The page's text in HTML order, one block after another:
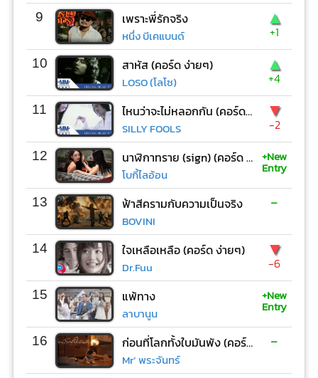
9 เพราะพี่รักจริง
หนึ่ง บีเคแบนด์
▲
+1
10 สาหัส (คอร์ด ง่ายๆ)
LOSO (โลโซ)
▲
+4
11 ไหนว่าจะไม่หลอกกัน (คอร์ด ง่ายๆ)
SILLY FOOLS
▼
-2
12 นาฬิกาทราย (sign) (คอร์ด ง่ายๆ)
โบกี้ไลอ้อน
+New
Entry
13 ฟ้าสีครามกับความเป็นจริง
BOVINI
-
14 ใจเหลือเหลือ (คอร์ด ง่ายๆ)
Dr.Fuu
▼
-6
15 แพ้ทาง
ลาบานูน
+New
Entry
16 ก่อนที่โลกทั้งใบมันพัง (คอร์ด ง่ายๆ)
Mr’ พระจันทร์
-